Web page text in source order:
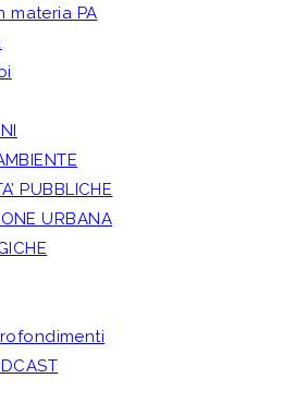
materia PA
PUBBLICHE
URBANA